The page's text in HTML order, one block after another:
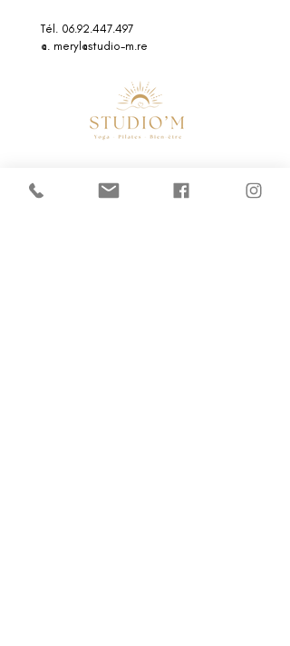
Tél. 06.92.447.497
@. meryl@studio-m.re
le studio
les cours